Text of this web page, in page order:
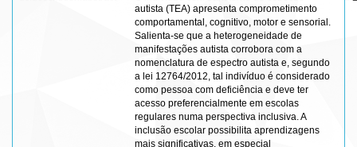
autista (TEA) apresenta comprometimento
comportamental, cognitivo, motor e sensorial.
Salienta-se que a heterogeneidade de
manifestações autista corrobora com a
nomenclatura de espectro autista e, segundo
a lei 12764/2012, tal indivíduo é considerado
como pessoa com deficiência e deve ter
acesso preferencialmente em escolas
regulares numa perspectiva inclusiva. A
inclusão escolar possibilita aprendizagens
mais significativas, em especial